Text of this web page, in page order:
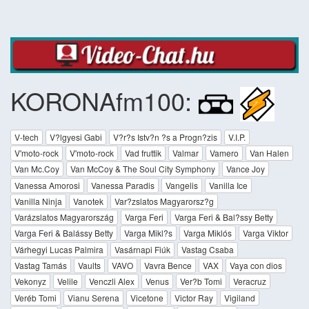
KORONAfm100:
V-tech V?lgyesi Gabi V?r?s Istv?n ?s a Progn?zis
V.I.P.
V'moto-rock
V'moto-rock Vad fruttik Valmar Vamero
Van Halen
Van Mc.Coy
Van McCoy & The Soul City Symphony
Vance Joy
Vanessa Amorosi
Vanessa Paradis Vangelis
Vanilla Ice
Vanilla Ninja
Vanotek
Var?zslatos Magyarorsz?g
Varázslatos Magyarország
Varga Feri
Varga Feri & Bal?ssy Betty
Varga Feri & Balássy Betty
Varga Mikl?s Varga Miklós
Varga Viktor
Várhegyi Lucas Palmira
Vasárnapi Fiúk
Vastag Csaba
Vastag Tamás
Vaults VAVO Vavra Bence VAX
Vaya con dios
Vekonyz
Velile Venczli Alex Venus Ver?b Tomi
Veracruz
Veréb Tomi
Vianu Serena Vicetone Victor Ray
Vigiland